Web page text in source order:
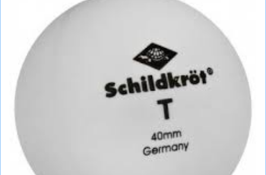
ГІРСЬКІ ЛИЖІ
СНОУБОРДИ
ОДЯГ
ВЕЛОСИПЕДИ